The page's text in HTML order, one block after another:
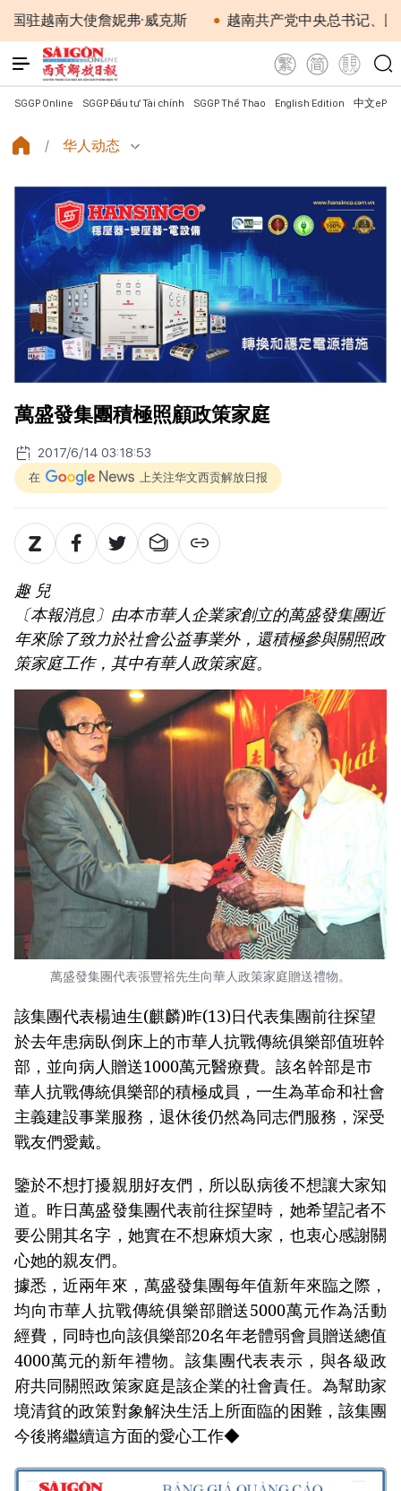
大使詹妮弗·威克斯 越南共产党中央总书记、国家主席
SGGP Online SGGP Đầu tư Tài chính SGGP Thể Thao English Edition 中文
华人动态
萬盛發集團積極照顧政策家庭
2017/6/14 03:18:53
在 上关注华文西贡解放日报
趣 兒
〔本報消息〕由本市華人企業家創立的萬盛發集團近
年來除了致力於社會公益事業外，還積極參與關照政
策家庭工作，其中有華人政策家庭。
萬盛發集團代表張豐裕先生向華人政策家庭贈送禮物。
該集團代表楊迪生(麒麟)昨(13)日代表集團前往探望
於去年患病臥倒床上的市華人抗戰傳統俱樂部值班幹
部，並向病人贈送1000萬元醫療費。該名幹部是市
華人抗戰傳統俱樂部的積極成員，一生為革命和社會
主義建設事業服務，退休後仍然為同志們服務，深受
戰友們愛戴。
鑒於不想打擾親朋好友們，所以臥病後不想讓大家知
道。昨日萬盛發集團代表前往探望時，她希望記者不
要公開其名字，她實在不想麻煩大家，也衷心感謝關
心她的親友們。
據悉，近兩年來，萬盛發集團每年值新年來臨之際，
均向市華人抗戰傳統俱樂部贈送5000萬元作為活動
經費，同時也向該俱樂部20名年老體弱會員贈送總值
4000萬元的新年禮物。該集團代表表示，與各級政
府共同關照政策家庭是該企業的社會責任。為幫助家
境清貧的政策對象解決生活上所面臨的困難，該集團
今後將繼續這方面的愛心工作◆